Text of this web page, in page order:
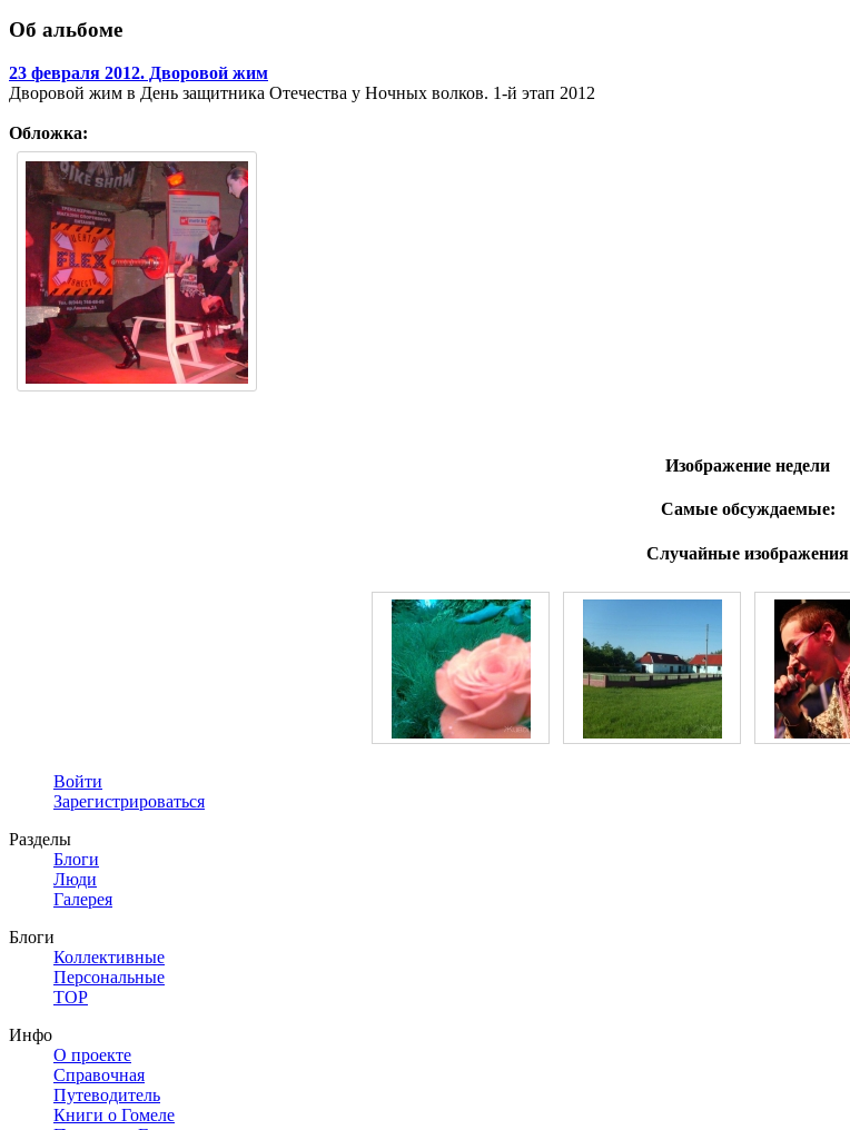
Об альбоме
23 февраля 2012. Дворовой жим
Дворовой жим в День защитника Отечества у Ночных волков. 1-й этап 2012
Обложка:
Изображение недели
Самые обсуждаемые:
Случайные изображения
Войти
Зарегистрироваться
Разделы
Блоги
Люди
Галерея
Блоги
Коллективные
Персональные
TOP
Инфо
О проекте
Справочная
Путеводитель
Книги о Гомеле